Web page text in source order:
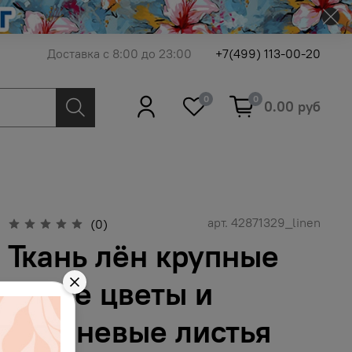
Доставка с 8:00 до 23:00 +7(499) 113-00-20
0 0 0.00 руб
(0) арт. 42871329_linen
Ткань лён крупные
яркие цветы и
сиреневые листья